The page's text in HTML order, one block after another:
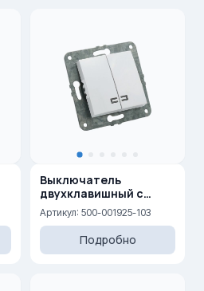
Выключатель
двухклавишный с
подсветкой 10AX, 250 V
Артикул: 500-001925-103
Подробно